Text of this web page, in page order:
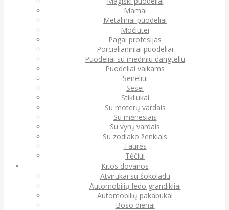
Mamai
Metaliniai puodeliai
Močiutei
Pagal profesijas
Porcialianiniai puodeliai
Puodeliai su mediniu dangteliu
Puodeliai vaikams
Seneliui
Sesei
Stikliukai
Su moterų vardais
Su mėnesiais
Su vyrų vardais
Su zodiako ženklais
Taurės
Tėčiui
Kitos dovanos
Atvirukai su šokoladu
Automobilių ledo grandikliai
Automobilių pakabukai
Boso dienai